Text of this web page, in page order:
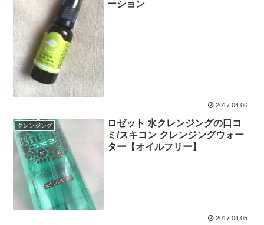
ーション
2017.04.06
クレンジング
ロゼット 水クレンジングの口コ
ミ/スキコン クレンジングウォー
ター【オイルフリー】
2017.04.05